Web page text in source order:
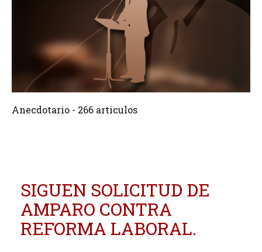
Crear 266 Articulos
Anecdotario - 266 articulos
SIGUEN SOLICITUD DE
AMPARO CONTRA
REFORMA LABORAL.